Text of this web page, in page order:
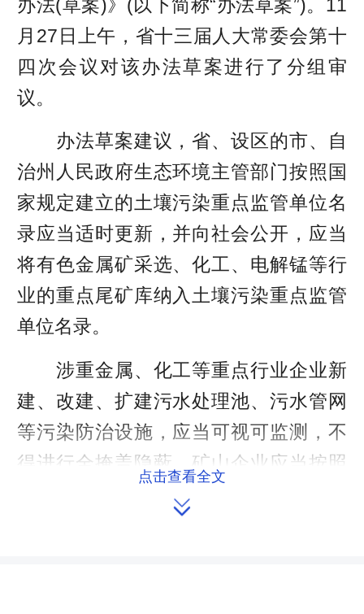
办法(草案)》(以下简称“办法草案”)。11
月27日上午，省十三届人大常委会第十
四次会议对该办法草案进行了分组审
议。
办法草案建议，省、设区的市、自
治州人民政府生态环境主管部门按照国
家规定建立的土壤污染重点监管单位名
录应当适时更新，并向社会公开，应当
将有色金属矿采选、化工、电解锰等行
业的重点尾矿库纳入土壤污染重点监管
单位名录。
涉重金属、化工等重点行业企业新
建、改建、扩建污水处理池、污水管网
等污染防治设施，应当可视可监测，不
得进行全掩盖隐蔽。矿山企业应当按照
规定设立矿山地质环境治理恢复基金专
点击查看全文
